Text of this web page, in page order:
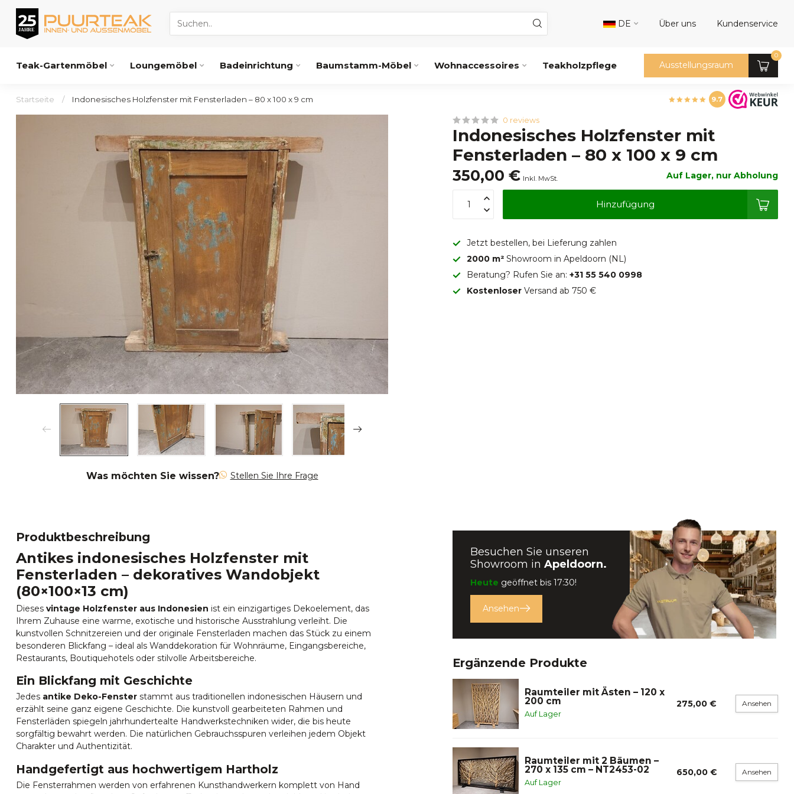
DE Über uns Kundenservice
Teak-Gartenmöbel Loungemöbel Badeinrichtung Baumstamm-Möbel Wohnaccessoires Teakholzpflege Ausstellungsraum
0
Startseite / Indonesisches Holzfenster mit Fensterladen – 80 x 100 x 9 cm 9.7
Was möchten Sie wissen? Stellen Sie Ihre Frage
0 reviews
Indonesisches Holzfenster mit
Fensterladen – 80 x 100 x 9 cm
350,00 € Inkl. MwSt. Auf Lager, nur Abholung
Hinzufügung
Jetzt bestellen, bei Lieferung zahlen
2000 m² Showroom in Apeldoorn (NL)
Beratung? Rufen Sie an:+31 55 540 0998
KostenloserVersand ab 750 €
Produktbeschreibung
Antikes indonesisches Holzfenster mit
Fensterladen – dekoratives Wandobjekt
(80×100×13 cm)
Dieses vintage Holzfenster aus Indonesien ist ein einzigartiges Dekoelement, das
Ihrem Zuhause eine warme, exotische und historische Ausstrahlung verleiht. Die
kunstvollen Schnitzereien und der originale Fensterladen machen das Stück zu einem
besonderen Blickfang – ideal als Wanddekoration für Wohnräume, Eingangsbereiche,
Restaurants, Boutiquehotels oder stilvolle Arbeitsbereiche.
Ein Blickfang mit Geschichte
Jedes antike Deko-Fenster stammt aus traditionellen indonesischen Häusern und
erzählt seine ganz eigene Geschichte. Die kunstvoll gearbeiteten Rahmen und
Fensterläden spiegeln jahrhundertealte Handwerkstechniken wider, die bis heute
sorgfältig bewahrt werden. Die natürlichen Gebrauchsspuren verleihen jedem Objekt
Charakter und Authentizität.
Handgefertigt aus hochwertigem Hartholz
Die Fensterrahmen werden von erfahrenen Kunsthandwerkern komplett von Hand
Besuchen Sie unseren
Showroom inApeldoorn.
Heute geöffnet bis 17:30!
Ansehen
Ergänzende Produkte
Raumteiler mit Ästen – 120 x
200 cm
Auf Lager
275,00 € Ansehen
Raumteiler mit 2 Bäumen –
270 x 135 cm – NT2453-02
Auf Lager
650,00 € Ansehen